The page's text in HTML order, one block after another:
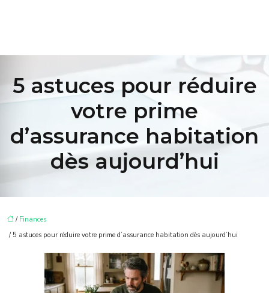
5 astuces pour réduire
votre prime
d’assurance habitation
dès aujourd’hui
/ Finances
/ 5 astuces pour réduire votre prime d’assurance habitation dès aujourd’hui